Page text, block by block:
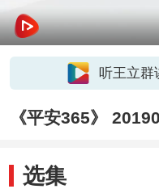
听王立群
《平安365》
选集